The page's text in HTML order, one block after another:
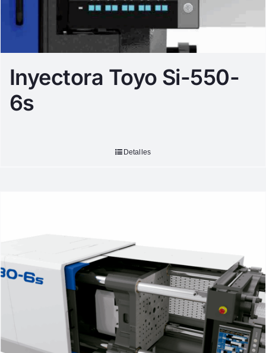
Inyectora Toyo Si-550-
6s
Detalles